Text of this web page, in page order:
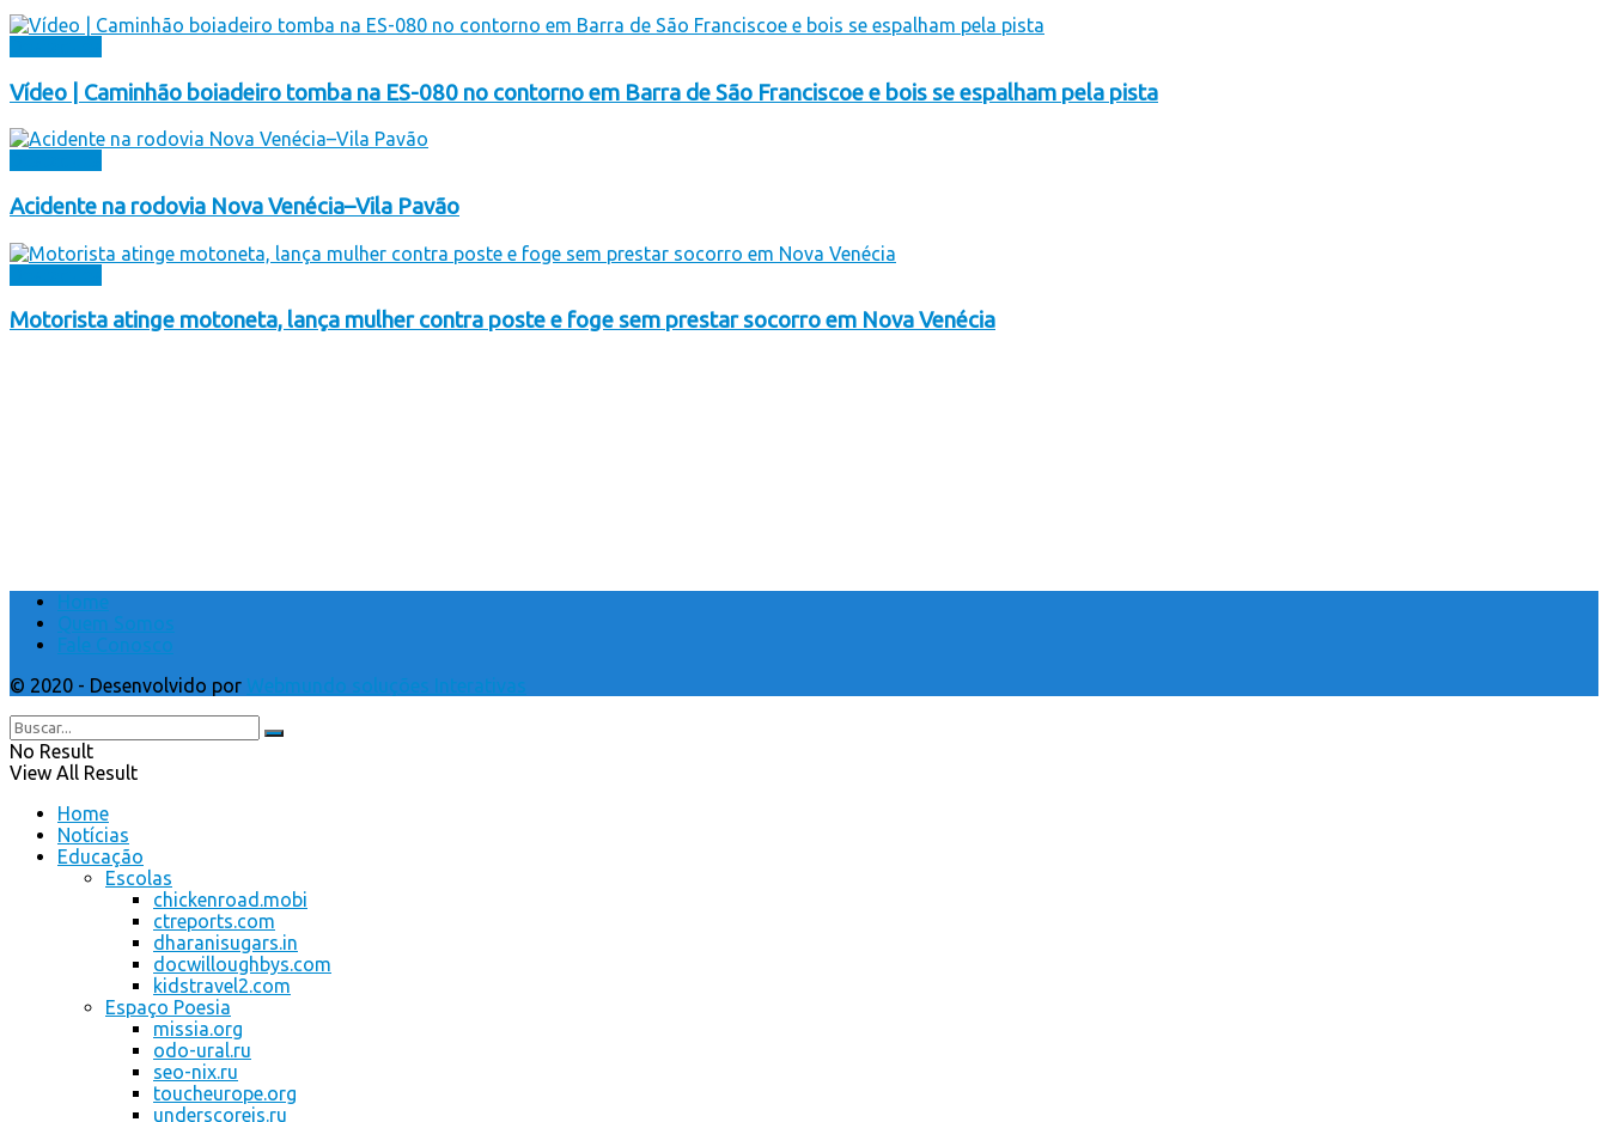
Vídeo | Caminhão boiadeiro tomba na ES-080 no contorno em Barra de São Franciscoe e bois se espalham pela pista
Acidente na rodovia Nova Venécia–Vila Pavão
Motorista atinge motoneta, lança mulher contra poste e foge sem prestar socorro em Nova Venécia
Home
Quem Somos
Fale Conosco
© 2020 - Desenvolvido por Webmundo soluções Interativas
No Result
View All Result
Home
Notícias
Educação
Escolas
chickenroad.mobi
ctreports.com
dharanisugars.in
docwilloughbys.com
kidstravel2.com
Espaço Poesia
missia.org
odo-ural.ru
seo-nix.ru
toucheurope.org
underscorejs.ru